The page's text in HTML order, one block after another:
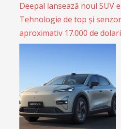
Deepal lansează noul SUV
Tehnologie de top și
aproximativ 17.000 de dolari